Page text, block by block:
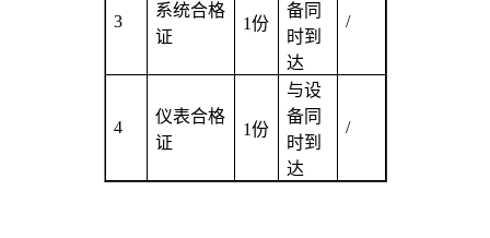
3
系统合格
证
1份
备同
时到
达
/
4
仪表合格
证
1份
与设
备同
时到
达
/